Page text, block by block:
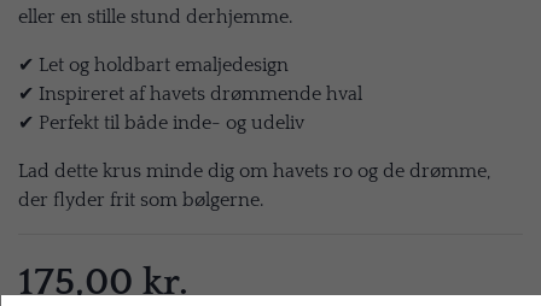
eller en stille stund derhjemme.
✔ Let og holdbart emaljedesign
✔ Inspireret af havets drømmende hval
✔ Perfekt til både inde- og udeliv
Lad dette krus minde dig om havets ro og de drømme,
der flyder frit som bølgerne.
175,00 kr.